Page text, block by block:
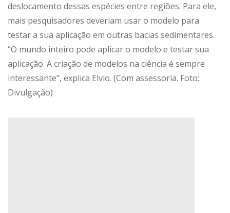
deslocamento dessas espécies entre regiões. Para ele,
mais pesquisadores deveriam usar o modelo para
testar a sua aplicação em outras bacias sedimentares.
“O mundo inteiro pode aplicar o modelo e testar sua
aplicação. A criação de modelos na ciência é sempre
interessante”, explica Elvio. (Com assessoria. Foto:
Divulgação)